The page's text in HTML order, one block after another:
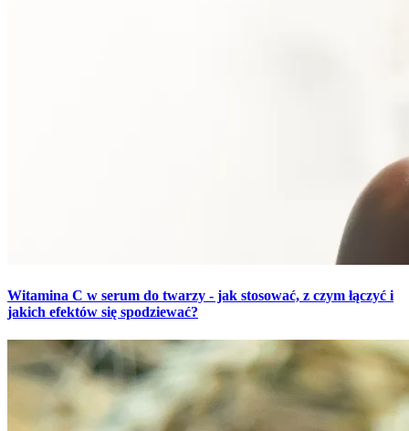
Witamina C w serum do twarzy - jak stosować, z czym łączyć i
jakich efektów się spodziewać?